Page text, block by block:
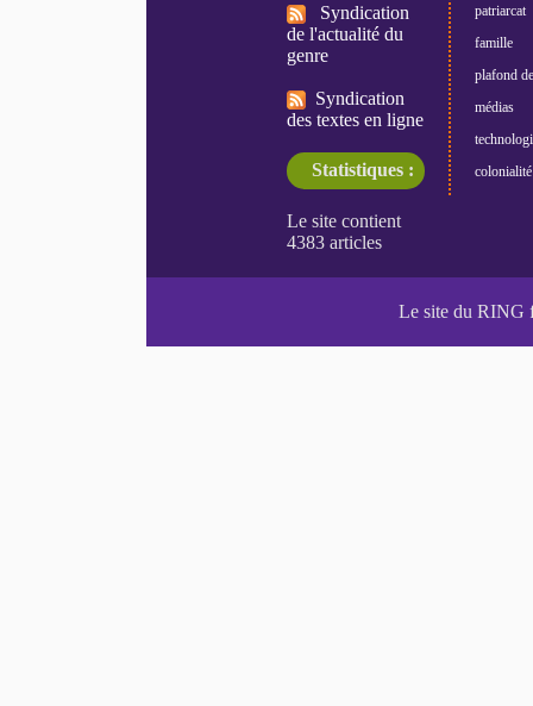
Syndication
de l'actualité du
genre
Syndication
des textes en ligne
Statistiques :
patriarcat
famille
plafond
médias
colonialité
Le site du RING